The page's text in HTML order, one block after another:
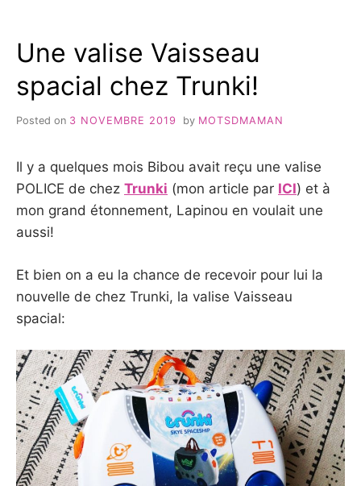
DES
3
ET
7
Une valise Vaisseau
spacial chez Trunki!
Posted on 3 NOVEMBRE 2019 by MOTSDMAMAN
Il y a quelques mois Bibou avait reçu une valise
POLICE de chez Trunki (mon article par ICI) et à
mon grand étonnement, Lapinou en voulait une
aussi!
Et bien on a eu la chance de recevoir pour lui la
nouvelle de chez Trunki, la valise Vaisseau
spacial: